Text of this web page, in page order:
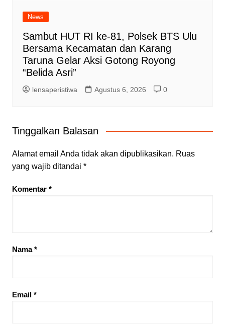
News
Sambut HUT RI ke-81, Polsek BTS Ulu
Bersama Kecamatan dan Karang
Taruna Gelar Aksi Gotong Royong
“Belida Asri”
lensaperistiwa Agustus 6, 2026 0
Tinggalkan Balasan
Alamat email Anda tidak akan dipublikasikan. Ruas
yang wajib ditandai *
Komentar *
Nama*
Email *